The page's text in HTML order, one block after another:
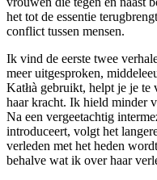
het tot de essentie
conflict tussen mensen.
Ik vind de eerste twee
meer uitgesproken,
Katłıà gebruikt, helpt je je
haar kracht. Ik hield minder
Na een vergeetachtig
introduceert, volgt het
verleden met het heden
behalve wat ik over haar